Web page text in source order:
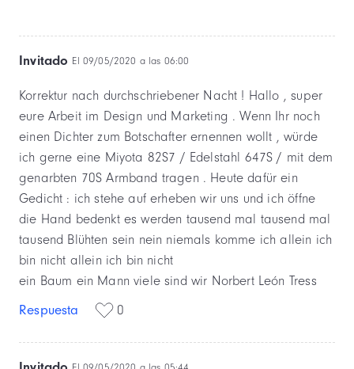
Invitado El 09/05/2020 a las 06:00
Korrektur nach durchschriebener Nacht ! Hallo , super
eure Arbeit im Design und Marketing . Wenn Ihr noch
einen Dichter zum Botschafter ernennen wollt , würde
ich gerne eine Miyota 82S7 / Edelstahl 647S / mit dem
genarbten 70S Armband tragen . Heute dafür ein
Gedicht : ich stehe auf erheben wir uns und ich öffne
die Hand bedenkt es werden tausend mal tausend mal
tausend Blühten sein nein niemals komme ich allein ich
bin nicht allein ich bin nicht
ein Baum ein Mann viele sind wir Norbert León Tress
Respuesta
0